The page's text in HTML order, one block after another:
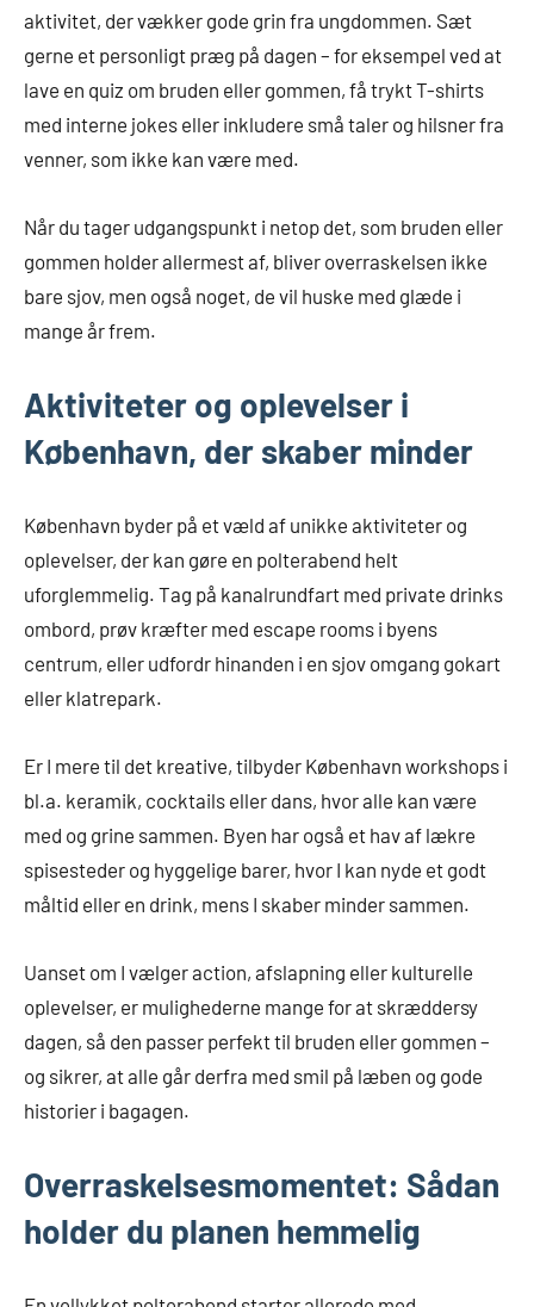
aktivitet, der vækker gode grin fra ungdommen. Sæt
gerne et personligt præg på dagen – for eksempel ved at
lave en quiz om bruden eller gommen, få trykt T-shirts
med interne jokes eller inkludere små taler og hilsner fra
venner, som ikke kan være med.
Når du tager udgangspunkt i netop det, som bruden eller
gommen holder allermest af, bliver overraskelsen ikke
bare sjov, men også noget, de vil huske med glæde i
mange år frem.
Aktiviteter og oplevelser i
København, der skaber minder
København byder på et væld af unikke aktiviteter og
oplevelser, der kan gøre en polterabend helt
uforglemmelig. Tag på kanalrundfart med private drinks
ombord, prøv kræfter med escape rooms i byens
centrum, eller udfordr hinanden i en sjov omgang gokart
eller klatrepark.
Er I mere til det kreative, tilbyder København workshops i
bl.a. keramik, cocktails eller dans, hvor alle kan være
med og grine sammen. Byen har også et hav af lækre
spisesteder og hyggelige barer, hvor I kan nyde et godt
måltid eller en drink, mens I skaber minder sammen.
Uanset om I vælger action, afslapning eller kulturelle
oplevelser, er mulighederne mange for at skræddersy
dagen, så den passer perfekt til bruden eller gommen –
og sikrer, at alle går derfra med smil på læben og gode
historier i bagagen.
Overraskelsesmomentet: Sådan
holder du planen hemmelig